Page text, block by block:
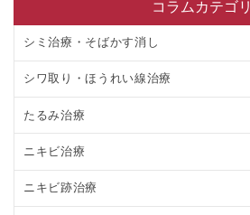
コラムカテゴリ
シミ治療・そばかす消し
シワ取り・ほうれい線治療
たるみ治療
ニキビ治療
ニキビ跡治療